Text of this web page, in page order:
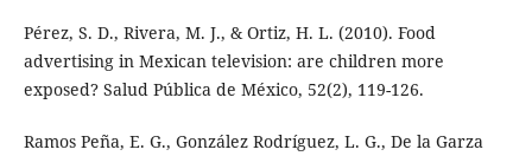
Pérez, S. D., Rivera, M. J., & Ortiz, H. L. (2010). Food
advertising in Mexican television: are children more
exposed? Salud Pública de México, 52(2), 119-126.
Ramos Peña, E. G., González Rodríguez, L. G., De la Garza